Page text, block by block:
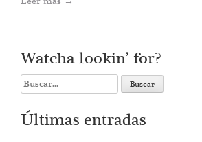
Watcha lookin’ for?
Search
for:
Últimas entradas